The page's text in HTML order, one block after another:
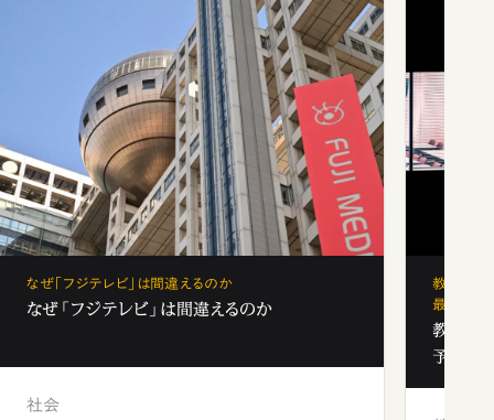
なぜ「フジテレビ」は間違えるのか
なぜ「フジテレビ」は間違えるのか
社会
教育の地
最新勢力
教育の
予備校